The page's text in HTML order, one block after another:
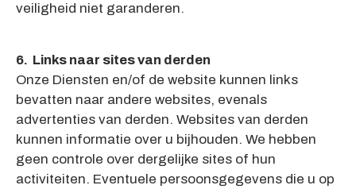
veiligheid niet garanderen.
6. Links naar sites van derden
Onze Diensten en/of de website kunnen links
bevatten naar andere websites, evenals
advertenties van derden. Websites van derden
kunnen informatie over u bijhouden. We hebben
geen controle over dergelijke sites of hun
activiteiten. Eventuele persoonsgegevens die u op